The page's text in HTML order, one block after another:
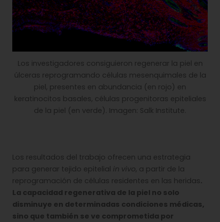
Los investigadores consiguieron regenerar la piel en
úlceras reprogramando células mesenquimales de la
piel, presentes en abundancia (en rojo) en
keratinocitos basales, células progenitoras epiteliales
de la piel (en verde). Imagen: Salk Institute.
Los resultados del trabajo ofrecen una estrategia
para generar tejido epitelial in vivo, a partir de la
reprogramación de células residentes en las heridas.
La capacidad regenerativa de la piel no solo
disminuye en determinadas condiciones médicas,
sino que también se ve comprometida por